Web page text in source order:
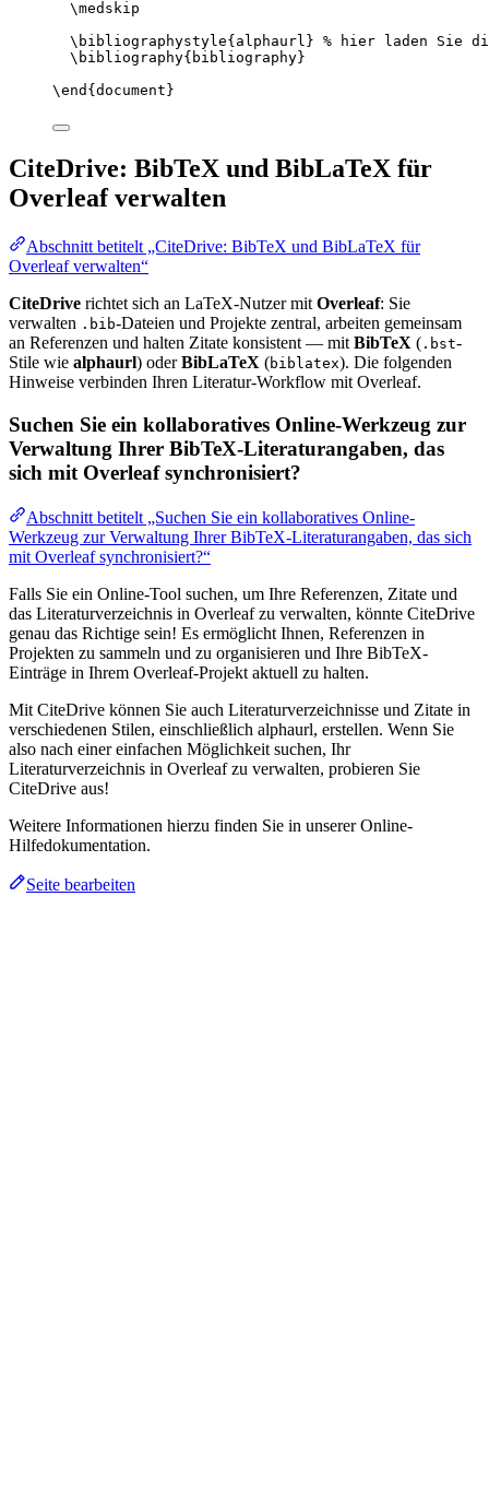
\medskip
\bibliographystyle{alphaurl} % hier laden Sie
\bibliography{bibliography}
\end { document }
CiteDrive: BibTeX und BibLaTeX für
Overleaf verwalten
Abschnitt betitelt „CiteDrive: BibTeX und BibLaTeX für
Overleaf verwalten“
CiteDrive richtet sich an LaTeX-Nutzer mit Overleaf: Sie
verwalten .bib-Dateien und Projekte zentral, arbeiten gemeinsam
an Referenzen und halten Zitate konsistent — mit BibTeX ( .bst-
Stile wie alphaurl) oderBibLaTeX (biblatex). Die folgenden
Hinweise verbinden Ihren Literatur-Workflow mit Overleaf.
Suchen Sie ein kollaboratives Online-Werkzeug zur
Verwaltung Ihrer BibTeX-Literaturangaben, das
sich mit Overleaf synchronisiert?
Abschnitt betitelt „Suchen Sie ein kollaboratives Online-
Werkzeug zur Verwaltung Ihrer BibTeX-Literaturangaben, das sich
mit Overleaf synchronisiert?“
Falls Sie ein Online-Tool suchen, um Ihre Referenzen, Zitate und
das Literaturverzeichnis in Overleaf zu verwalten, könnte CiteDrive
genau das Richtige sein! Es ermöglicht Ihnen, Referenzen in
Projekten zu sammeln und zu organisieren und Ihre BibTeX-
Einträge in Ihrem Overleaf-Projekt aktuell zu halten.
Mit CiteDrive können Sie auch Literaturverzeichnisse und Zitate in
verschiedenen Stilen, einschließlich alphaurl, erstellen. Wenn Sie
also nach einer einfachen Möglichkeit suchen, Ihr
Literaturverzeichnis in Overleaf zu verwalten, probieren Sie
CiteDrive aus!
Weitere Informationen hierzu finden Sie in unserer Online-
Hilfedokumentation.
Seite bearbeiten